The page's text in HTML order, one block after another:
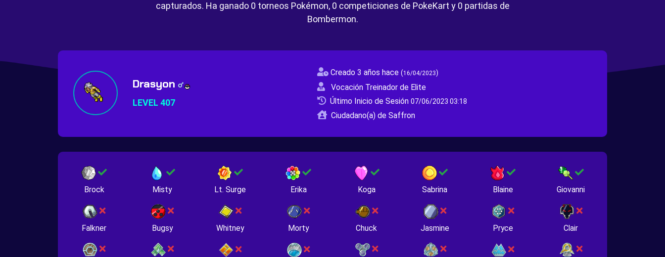
capturados. Ha ganado 0 torneos Pokémon, 0 competiciones de PokeKart y 0 partidas de
Bombermon.
Drasyon
LEVEL 407
Creado 3 años hace (16/04/2023)
Vocación Treinador de Elite
Último Inicio de Sesión 07/06/2023 03:18
Ciudadano(a) de Saffron
Brock Misty Lt. Surge Erika Koga Sabrina Blaine Giovanni
Falkner Bugsy Whitney Morty Chuck Jasmine Pryce Clair